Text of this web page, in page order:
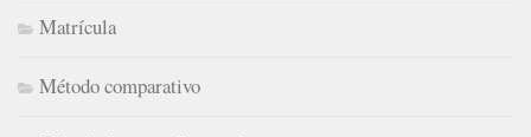
Matrícula
Método comparativo